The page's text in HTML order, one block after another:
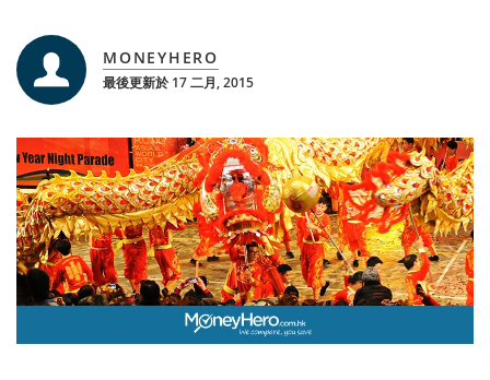
MONEYHERO
最後更新於 17 二月, 2015